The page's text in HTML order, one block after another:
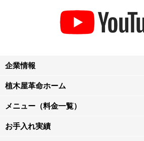
企業情報
植木屋革命ホーム
メニュー（料金一覧）
お手入れ実績